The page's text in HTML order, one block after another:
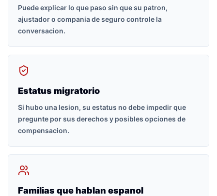
Puede explicar lo que paso sin que su patron,
ajustador o compania de seguro controle la
conversacion.
Estatus migratorio
Si hubo una lesion, su estatus no debe impedir que
pregunte por sus derechos y posibles opciones de
compensacion.
Familias que hablan espanol